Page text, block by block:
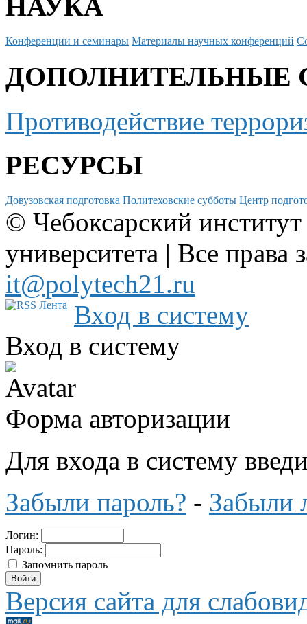
НАУКА
Конференции и семинары Материалы научных конференций
ДОПОЛНИТЕЛЬНЫЕ
Противодействие
РЕСУРСЫ
Довузовская подготовка Политеховские субботы Центр
© Чебоксарский
университета | Все
it@polytech21.ru
Вход в систему
Вход в систему
Форма авторизации
Для входа в систему
Забыли пароль? - Забыли
Логин:
Пароль:
Запомнить пароль
Версия сайта для